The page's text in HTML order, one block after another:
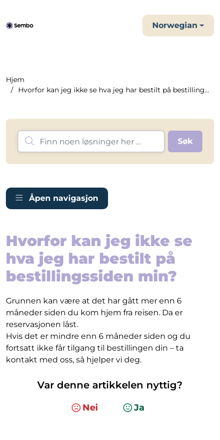
Norwegian
Hjem
Hvorfor kan jeg ikke se hva jeg har bestilt på bestilling...
Åpen navigasjon
Hvorfor kan jeg ikke se
hva jeg har bestilt på
bestillingssiden min?
Grunnen kan være at det har gått mer enn 6
måneder siden du kom hjem fra reisen. Da er
reservasjonen låst.
Hvis det er mindre enn 6 måneder siden og du
fortsatt ikke får tilgang til bestillingen din – ta
kontakt med oss, så hjelper vi deg.
Var denne artikkelen nyttig?
Nei Ja